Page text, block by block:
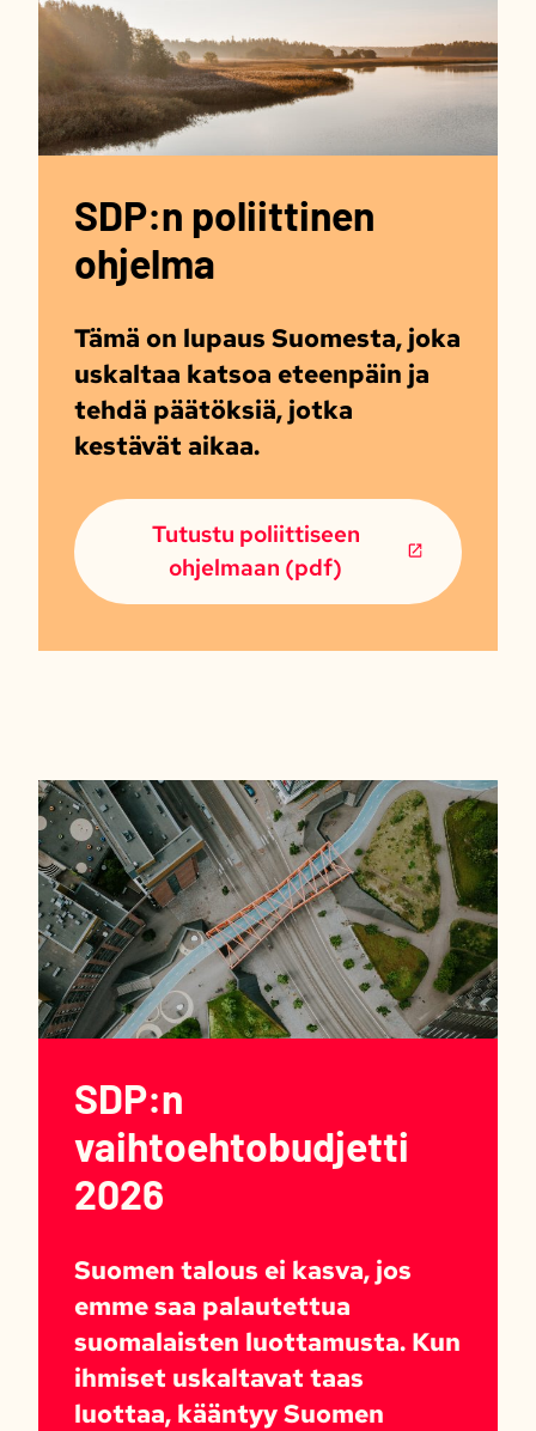
SDP:n poliittinen
ohjelma
Tämä on lupaus Suomesta, joka
uskaltaa katsoa eteenpäin ja
tehdä päätöksiä, jotka
kestävät aikaa.
Tutustu poliittiseen
ohjelmaan (pdf)
SDP:n
vaihtoehtobudjetti
2026
Suomen talous ei kasva, jos
emme saa palautettua
suomalaisten luottamusta. Kun
ihmiset uskaltavat taas
luottaa, kääntyy Suomen